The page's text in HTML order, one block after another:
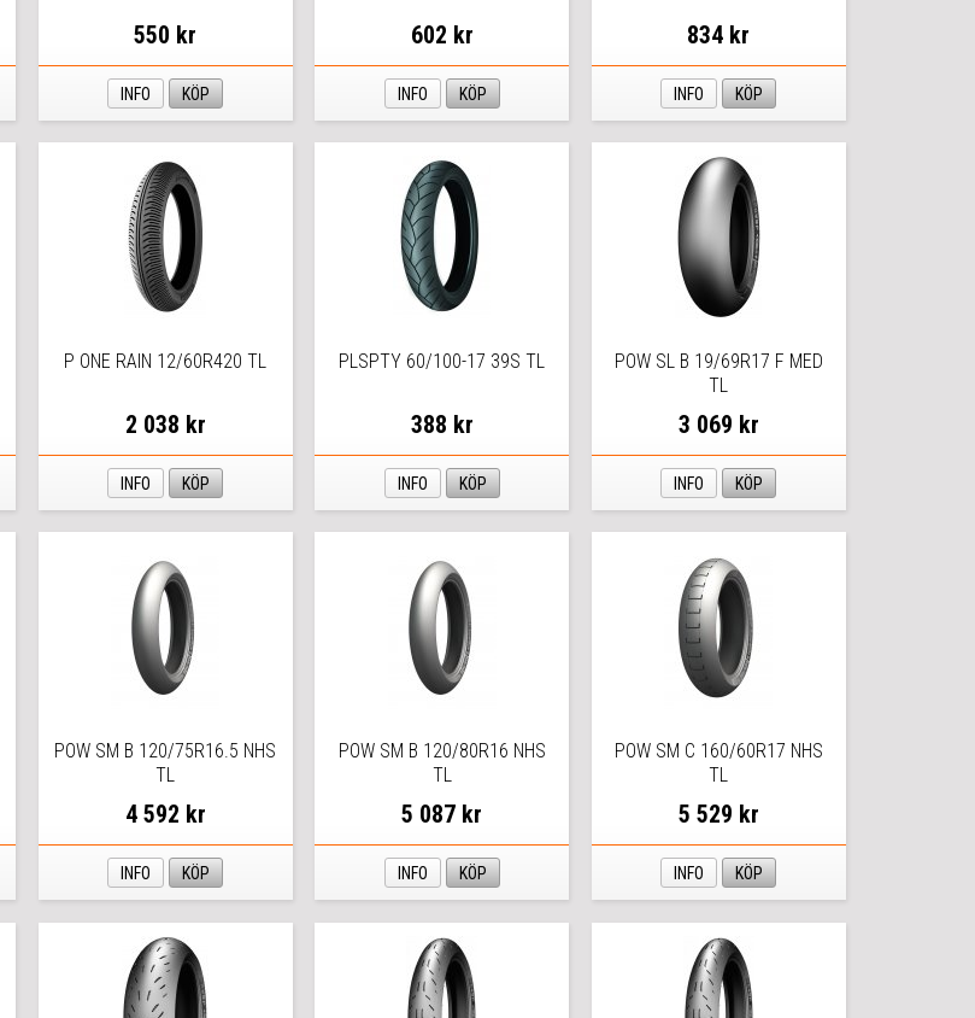
550 kr
INFO KÖP
602 kr
INFO KÖP
834 kr
INFO KÖP
P ONE RAIN 12/60R420 TL
2 038 kr
INFO KÖP
PLSPTY 60/100-17 39S TL
388 kr
INFO KÖP
POW SL B 19/69R17 F MED
TL
3 069 kr
INFO KÖP
POW SM B 120/75R16.5 NHS
TL
4 592 kr
INFO KÖP
POW SM B 120/80R16 NHS
TL
5 087 kr
INFO KÖP
POW SM C 160/60R17 NHS
TL
5 529 kr
INFO KÖP